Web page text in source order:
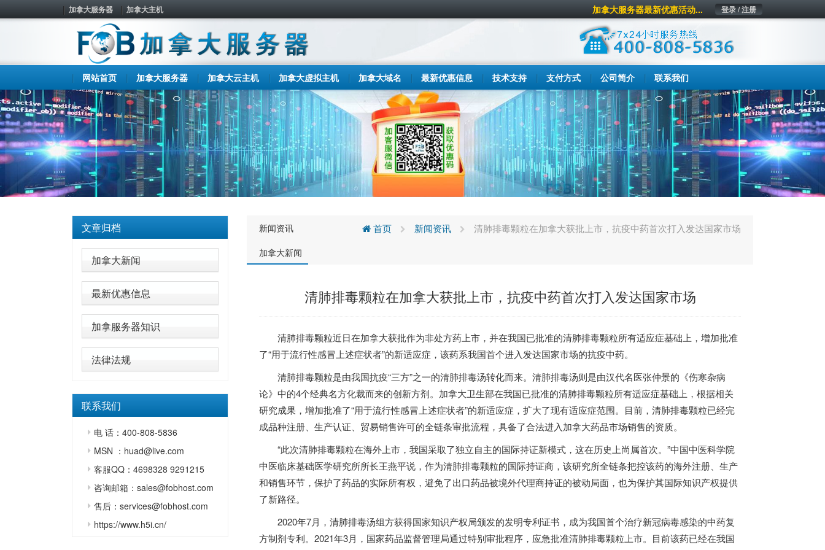
加拿大服务器 加拿大主机 登录 / 注册
加拿大服务器最新优惠活动...
网站首页 加拿大服务器 加拿大云主机 加拿大虚拟主机 加拿大域名 最新优惠信息 技术支持 支付方式 公司简介 联系我们
文章归档
加拿大新闻
最新优惠信息
加拿服务器知识
法律法规
联系我们
电 话：400-808-5836
MSN ：huad@live.com
客服QQ：4698328 9291215
咨询邮箱：sales@fobhost.com
售后：services@fobhost.com
https://www.h5i.cn/
新闻资讯
加拿大新闻
首页 新闻资讯 清肺排毒颗粒在加拿大获批上市，抗疫中药首次打入发达国家市场
清肺排毒颗粒在加拿大获批上市，抗疫中药首次打入发达国家市场
清肺排毒颗粒近日在加拿大获批作为非处方药上市，并在我国已批准的清肺排毒颗粒所有适应症基础上， 增加批准
了“用于流行性感冒上述症状者”的新适应症，该药系我国首个进入发达国家市场的抗疫中药。
清肺排毒颗粒是由我国抗疫“三方”之一的清肺排毒汤转化而来。清肺排毒汤则是由汉代名医张仲景的《伤寒杂病
论》中的4个经典名方化裁而来的创新方剂。 加拿大卫生部在我国已批准的清肺排毒颗粒所有适应症基础上，根据相关
研究成果，增加批准了“用于流行性感冒上述症状者”的新适应症，扩大了现有适应症范围。目前，清肺排毒颗粒已经完
成品种注册、生产认证、贸易销售许可的全链条审批流程，具备了合法进入加拿大药品市场销售的资质。
“此次清肺排毒颗粒在海外上市， 我国采取了独立自主的国际持证新模式，这在历史上尚属首次。 ”中国中医科学院
中医临床基础医学研究所所长王燕平说，作为清肺排毒颗粒的国际持证商，该研究所全链条把控该药的海外注册、生产
和销售环节，保护了药品的实际所有权，避免了出口药品被境外代理商持证的被动局面，也为保护其国际知识产权提供
了新路径。
2020年7月，清肺排毒汤组方获得国家知识产权局颁发的发明专利证书，成为我国首个治疗新冠病毒感染的中药复
方制剂专利。2021年3月，国家药品监督管理局通过特别审批程序，应急批准清肺排毒颗粒上市。目前该药已经在我国